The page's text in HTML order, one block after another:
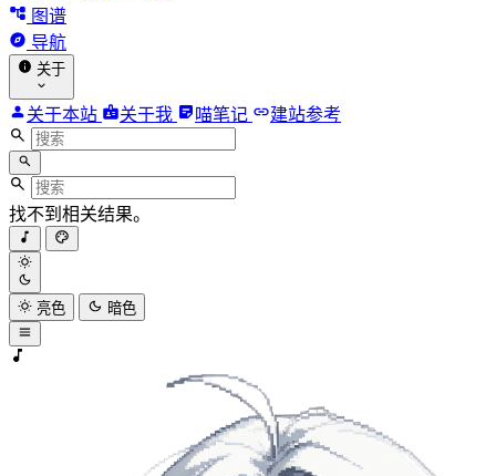
图谱
导航
关于
关于本站 关于我 喵笔记 建站参考
找不到相关结果。
亮色 暗色